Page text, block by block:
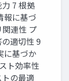
7 根拠
報に基づ
連性 プ
適切性 9
に基づか
ト効率性
の最適